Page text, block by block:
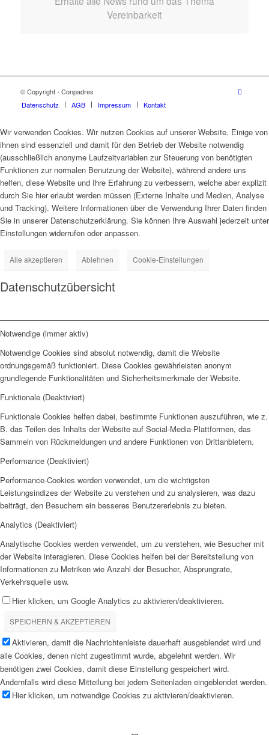
Vereinbarkeit
© Copyright - Conpadres
Datenschutz
AGB Impressum Kontakt
Wir verwenden Cookies. Wir nutzen Cookies auf unserer Website. Einige von
ihnen sind essenziell und damit für den Betrieb der Website notwendig
(ausschließlich anonyme Laufzeitvariablen zur Steuerung von benötigten
Funktionen zur normalen Benutzung der Website), während andere uns
helfen, diese Website und Ihre Erfahrung zu verbessern, welche aber explizit
durch Sie hier erlaubt werden müssen (Externe Inhalte und Medien, Analyse
und Tracking). Weitere Informationen über die Verwendung Ihrer Daten finden
Sie in unserer Datenschutzerklärung. Sie können Ihre Auswahl jederzeit unter
Einstellungen widerrufen oder anpassen.
Alle akzeptieren Ablehnen Cookie-Einstellungen
Datenschutzübersicht
Notwendige (immer aktiv)
Notwendige Cookies sind absolut notwendig, damit die Website
ordnungsgemäß funktioniert. Diese Cookies gewährleisten anonym
grundlegende Funktionalitäten und Sicherheitsmerkmale der Website.
Funktionale (Deaktiviert)
Funktionale Cookies helfen dabei, bestimmte Funktionen auszuführen, wie z.
B. das Teilen des Inhalts der Website auf Social-Media-Plattformen, das
Sammeln von Rückmeldungen und andere Funktionen von Drittanbietern.
Performance (Deaktiviert)
Performance-Cookies werden verwendet, um die wichtigsten
Leistungsindizes der Website zu verstehen und zu analysieren, was dazu
beiträgt, den Besuchern ein besseres Benutzererlebnis zu bieten.
Analytics (Deaktiviert)
Analytische Cookies werden verwendet, um zu verstehen, wie Besucher mit
der Website interagieren. Diese Cookies helfen bei der Bereitstellung von
Informationen zu Metriken wie Anzahl der Besucher, Absprungrate,
Verkehrsquelle usw.
Hier klicken, um Google Analytics zu aktivieren/deaktivieren.
SPEICHERN & AKZEPTIEREN
Aktivieren, damit die Nachrichtenleiste dauerhaft ausgeblendet wird und
alle Cookies, denen nicht zugestimmt wurde, abgelehnt werden. Wir
benötigen zwei Cookies, damit diese Einstellung gespeichert wird.
Andernfalls wird diese Mitteilung bei jedem Seitenladen eingeblendet werden.
Hier klicken, um notwendige Cookies zu aktivieren/deaktivieren.